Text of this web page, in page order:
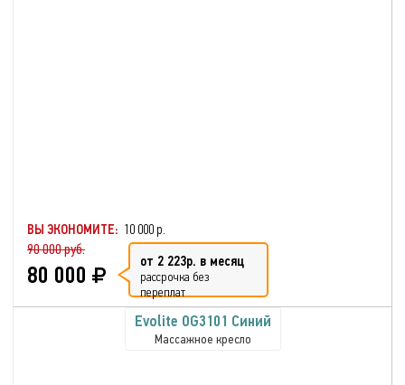
ВЫ ЭКОНОМИТЕ: 10 000 р.
90 000 руб.
80 000 от 2 223р. в месяц
рассрочка без
переплат
Evolite OG3101 Синий
Массажное кресло